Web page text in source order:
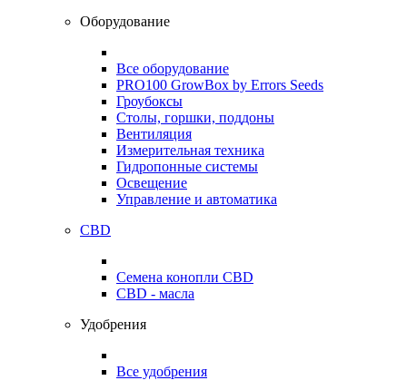
Оборудование
Все оборудование
PRO100 GrowBox by Errors Seeds
Гроубоксы
Столы, горшки, поддоны
Вентиляция
Измерительная техника
Гидропонные системы
Освещение
Управление и автоматика
CBD
Семена конопли CBD
CBD - масла
Удобрения
Все удобрения